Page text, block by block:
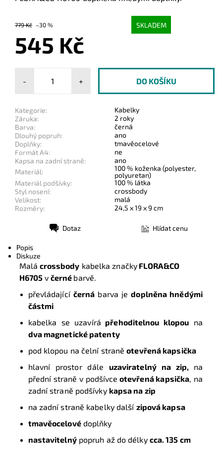
779 Kč –30 % SKLADEM
545 Kč
- +
Kategorie:
Kabelky
Záruka:
2 roky
Barva:
černá
Dlouhý popruh:
ano
Doplňky:
tmavěocelové
Formát A4:
ne
Kapsa na zadní straně:
ano
Materiál:
100 % koženka (polyester,
polyuretan)
Materiál podšívky:
100 % látka
Styl nosení:
crossbody
Velikost:
malá
Rozměry:
24,5 x 19 x 9 cm
Dotaz Hlídat cenu
Popis
Diskuze
Malá crossbody kabelka značkyFLORA&CO
H6705 v černé barvě.
převládající černá barva jedoplněna hnědými
částmi
kabelka se uzavírá přehoditelnou klopou na
dva magnetické patenty
pod klopou na čelní straněotevřená kapsička
hlavní prostor dále uzaviratelný na zip, na
přední straně v podšívce otevřená kapsička , na
zadní straně podšívky kapsa na zip
na zadní straně kabelky další zipová kapsa
tmavěocelovédoplňky
nastavitelnýpopruh až do délky cca. 135 cm